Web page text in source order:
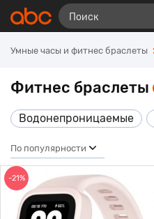
Умные часы и фитнес браслеты
Фитнес браслеты
Водонепроницаемые
По популярности
-21%